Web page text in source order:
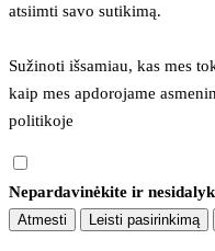
atsiimti savo sutikimą.
Sužinoti išsamiau, kas mes
kaip mes apdorojame
politikoje
Nepardavinėkite ir
Atmesti Leisti pasirinkimą